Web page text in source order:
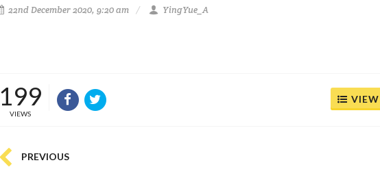
22nd December 2020, 9:20 am YingYue_A
199
VIEWS
PREVIOUS